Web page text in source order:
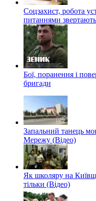
Соцзахист, робота
питаннями
Бої, поранення і
бригади
Запальний танець
Мережу (Відео)
Як школяру на
тільки (Відео)